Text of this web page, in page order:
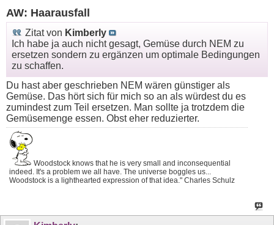
AW: Haarausfall
Zitat von Kimberly
Ich habe ja auch nicht gesagt, Gemüse durch NEM zu
ersetzen sondern zu ergänzen um optimale Bedingungen
zu schaffen.
Du hast aber geschrieben NEM wären günstiger als
Gemüse. Das hört sich für mich so an als würdest du es
zumindest zum Teil ersetzen. Man sollte ja trotzdem die
Gemüsemenge essen. Obst eher reduzierter.
Woodstock knows that he is very small and inconsequential
indeed. It's a problem we all have. The universe boggles us...
Woodstock is a lighthearted expression of that idea." Charles Schulz